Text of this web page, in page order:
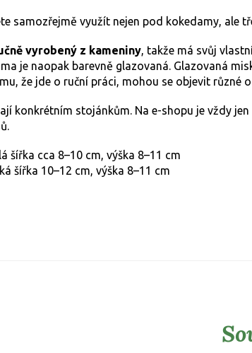
samozřejmě využít nejen pod kokedamy, ale
vyrobený z kameniny, takže má svůj
je naopak barevně glazovaná. Glazovaná
že jde o ruční práci, mohou se objevit různé
konkrétním stojánkům. Na e-shopu je vždy
šířka cca 8–10 cm, výška 8–11 cm
cm, výška 8–11 cm